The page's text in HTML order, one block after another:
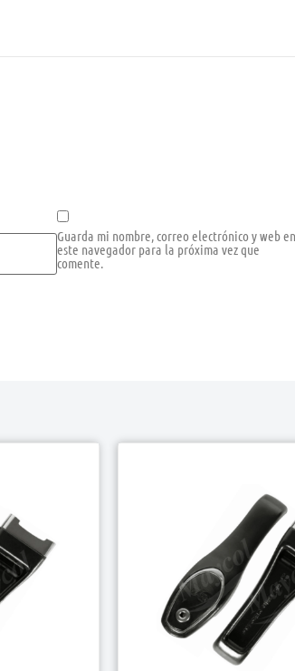
Guarda mi nombre, correo electrónico y web en
este navegador para la próxima vez que
comente.